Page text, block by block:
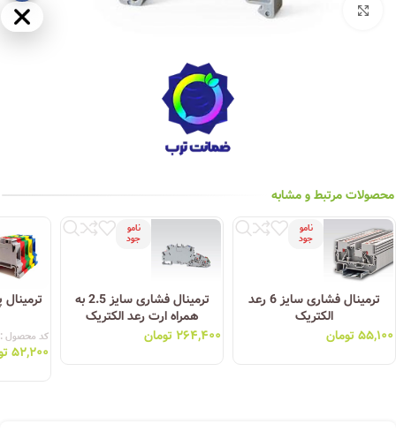
بزرگنمایی تصویر
محصولات مرتبط و مشابه
نامو
جود
ترمینال فشاری سایز 6 رعد
الکتریک
۵۵,۱۰۰تومان
نامو
جود
ترمینال فشاری سایز 2.5 به
همراه ارت رعد الکتریک
۲۶۴,۴۰۰ تومان کد محصول
۵۲,۲۰۰